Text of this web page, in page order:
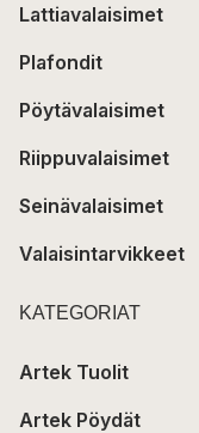
Lattiavalaisimet
Plafondit
Pöytävalaisimet
Riippuvalaisimet
Seinävalaisimet
Valaisintarvikkeet
KATEGORIAT
Artek Tuolit
Artek Pöydät